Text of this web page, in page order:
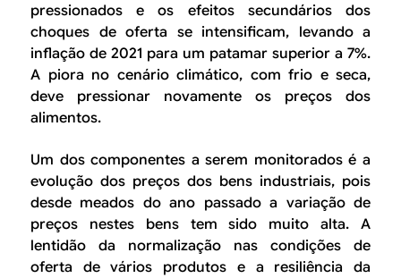
pressionados e os efeitos secundários dos
choques de oferta se intensificam, levando a
inflação de 2021 para um patamar superior a 7%.
A piora no cenário climático, com frio e seca,
deve pressionar novamente os preços dos
alimentos.
Um dos componentes a serem monitorados é a
evolução dos preços dos bens industriais, pois
desde meados do ano passado a variação de
preços nestes bens tem sido muito alta. A
lentidão da normalização nas condições de
oferta de vários produtos e a resiliência da